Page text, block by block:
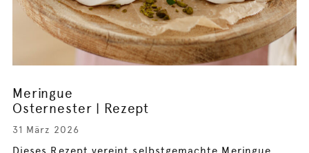
Meringue
Osternester | Rezept
31 März 2026